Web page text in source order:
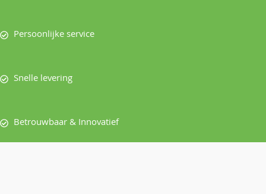
Persoonlijke service
Snelle levering
Betrouwbaar & Innovatief